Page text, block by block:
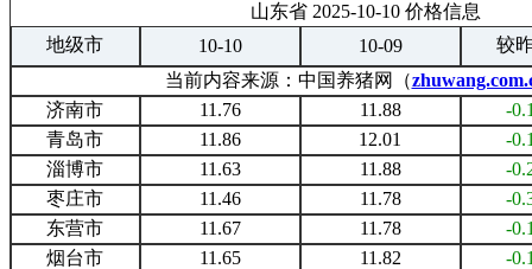
山东省 2025-10-10 价格信息
地级市
10-10 10-09
较
当前内容来源：中国养猪网（
济南市
11.76 11.88
-
青岛市
11.86 12.01
-
淄博市
11.63 11.88
-
枣庄市
11.46 11.78
-
东营市
11.67 11.78
-
烟台市
11.65 11.82
-